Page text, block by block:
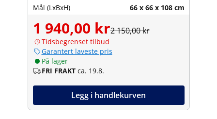
Mål (LxBxH) 66 x 66 x 108 cm
1 940,00 kr2 150,00 kr
Tidsbegrenset tilbud
Garantert laveste pris
På lager
FRI FRAKT ca. 19.8.
Legg i handlekurven